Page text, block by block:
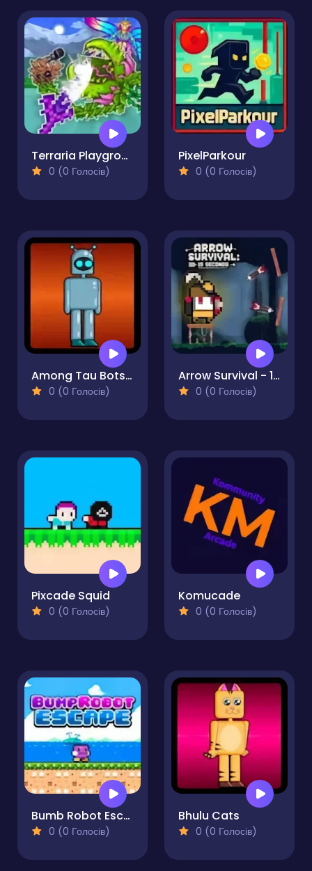
Terraria Playground
0 (0 Голосів)
PixelParkour
0 (0 Голосів)
Among Tau Bots 2
0 (0 Голосів)
Arrow Survival - 15 Seconds
0 (0 Голосів)
Pixcade Squid
0 (0 Голосів)
Komucade
0 (0 Голосів)
Bumb Robot Escape
0 (0 Голосів)
Bhulu Cats
0 (0 Голосів)